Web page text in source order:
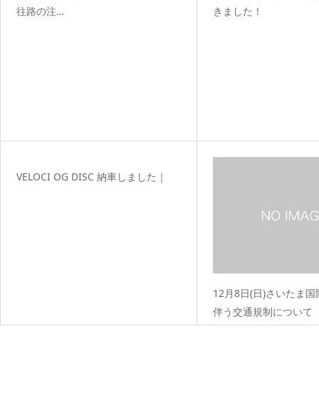
往路の注…
きました！
VELOCI OG DISC 納車しました｜
12月8日(日)さいたま
伴う交通規制について